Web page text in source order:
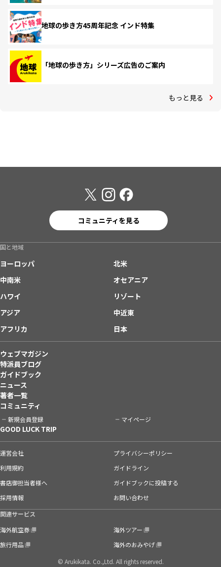
地球の歩き方45周年記念 インド特集
「地球の歩き方」シリーズ広告のご案内
もっと見る
コミュニティを見る
国と地域
ヨーロッパ
北米
中南米
オセアニア
ハワイ
リゾート
アジア
中近東
アフリカ
日本
ウェブマガジン
特派員ブログ
ガイドブック
ニュース
著者一覧
コミュニティ
新規会員登録 マイページ
GOOD LUCK TRIP
運営会社
プライバシーポリシー
利用規約
ガイドライン
書店御担当者様へ
ガイドブックに投稿する
採用情報
お問い合わせ
関連サービス
海外航空券
海外ツアー
旅行用品
海外のおみやげ
© Arukikata. Co.,Ltd. All rights reserved.